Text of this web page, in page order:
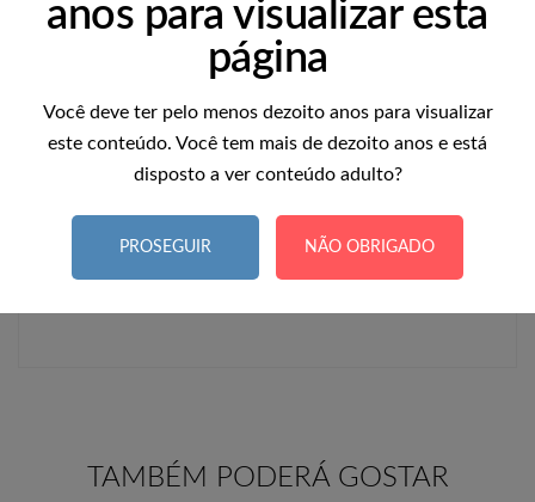
anos para visualizar esta
página
Você deve ter pelo menos dezoito anos para visualizar
este conteúdo. Você tem mais de dezoito anos e está
disposto a ver conteúdo adulto?
PROSEGUIR NÃO OBRIGADO
escolha perfeita para surpreender alguém especial,
criar o clima para uma noite mágica ou simplesmente
aproveitar a época com estilo.
CARACTERÍSTICAS:
Tipo: Body estilo natalino
Estilo: Festivo, sensual e temático
TAMBÉM PODERÁ GOSTAR